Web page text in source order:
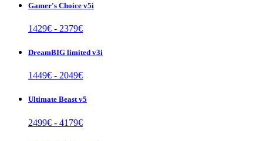
Gamer's Choice v5i
1429€ - 2379€
DreamBIG limited v3i
1449€ - 2049€
Ultimate Beast v5
2499€ - 4179€